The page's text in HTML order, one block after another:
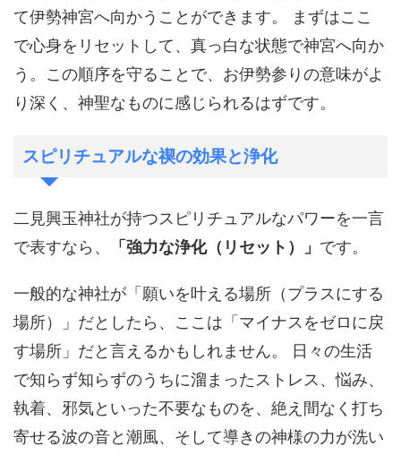
て伊勢神宮へ向かうことができます。 まずはここ
で心身をリセットして、真っ白な状態で神宮へ向か
う。この順序を守ることで、お伊勢参りの意味がよ
り深く、神聖なものに感じられるはずです。
スピリチュアルな禊の効果と浄化
二見興玉神社が持つスピリチュアルなパワーを一言
で表すなら、
「強力な浄化（リセット）」 です。
一般的な神社が「願いを叶える場所（プラスにする
場所）」だとしたら、ここは「マイナスをゼロに戻
す場所」だと言えるかもしれません。 日々の生活
で知らず知らずのうちに溜まったストレス、悩み、
執着、邪気といった不要なものを、絶え間なく打ち
寄せる波の音と潮風、そして導きの神様の力が洗い